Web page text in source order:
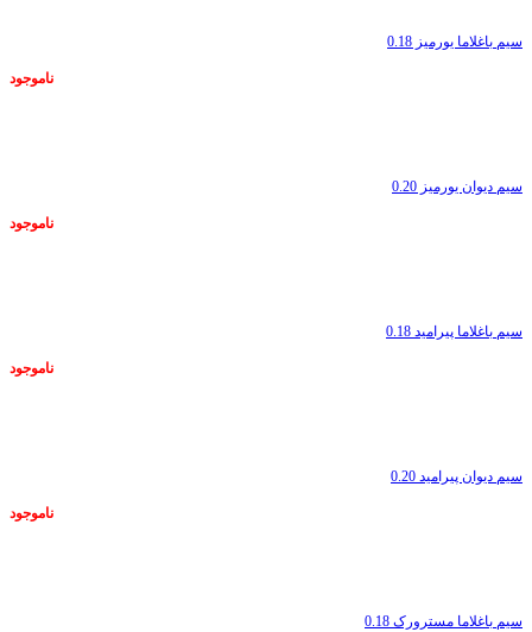
سیم باغلاما یورمیز 0.18
ناموجود
سیم دیوان یورمیز 0.20
ناموجود
سیم باغلاما پیرامید 0.18
ناموجود
سیم دیوان پیرامید 0.20
ناموجود
سیم باغلاما مسترورک 0.18